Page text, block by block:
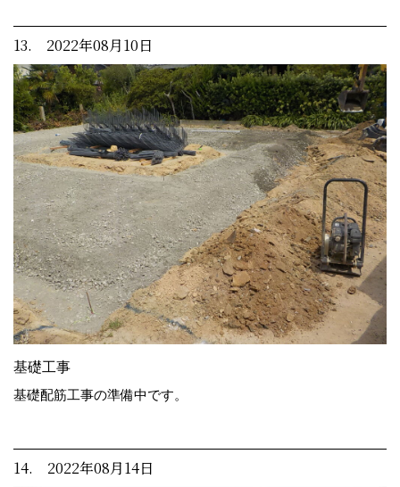
13. 2022年08月10日
基礎工事
基礎配筋工事の準備中です。
14. 2022年08月14日